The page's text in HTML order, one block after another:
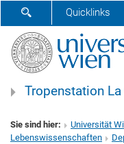
SUCHFORMULAR
Quicklinks
Tropenstation
Sie sind hier: Universität
Lebenswissenschaften